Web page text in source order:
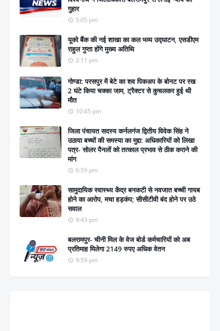
गुहार
5:05 pm
यूको बैंक की नई शाखा का कल भव्य उद्घाटन, एसडीएम
राहुल गुप्ता होंगे मुख्य अतिथि
2:11 pm
गोण्डा: परसपुर में बेटे का शव पिकअप के बोनट पर रख
2 घंटे किया चक्का जाम, ट्रैक्टर से कुचलकर हुई थी
मौत
10:45 pm
जिला पंचायत सदस्य कर्नलगंज द्वितीय विवेक सिंह ने
उठाया बच्चों की समस्या का मुद्दा: अधिकारियों को लिखा
पत्र- सोलर पैनलों को तत्काल प्रभाव से ठीक कराने की
मांग
6:59 pm
सामुदायिक स्वास्थ्य केंद्र बनकटी से नवजात बच्ची गायब
होने का आरोप, मचा हड़कंप; सीसीटीवी बंद होने पर उठे
सवाल
9:43 pm
बलरामपुर- चीनी मिल के वेज बोर्ड कर्मचारियों को अब
प्रतिमाह मिलेगा 2149 रुपए अधिक वेतन
9:59 pm